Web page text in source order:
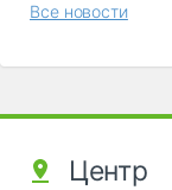
Все новости
Центр